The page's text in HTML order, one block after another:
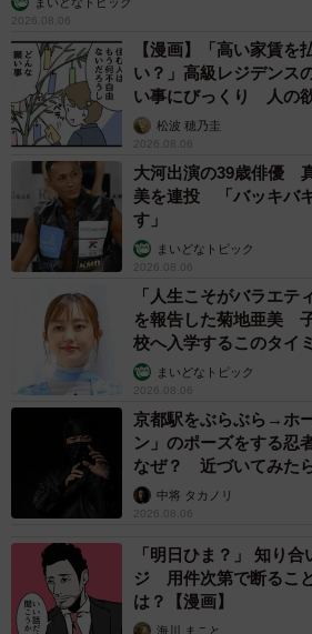
2026.08.06
【漫画】「高い家賃を
い？」高級レジデンス
い事にびっくり 人の
松波 穂乃圭
2026.08.06
大河出演の39歳俳優
美を連投 「バッキバ
す」
まいどなトピック
2026.08.06
「人生こそがバラエテ
を報告した菊地亜美
校へ入学するこのタイ
まいどなトピック
2026.08.06
京都駅をぶらぶら→ホ
ン」のポーズをする
なぜ？ 近づいてみた
未熟」中将 タカノリ
2026.08.06
「明日ひま？」 知り
ジ 用件次第で断るこ
は？【漫画】
海川 まこと